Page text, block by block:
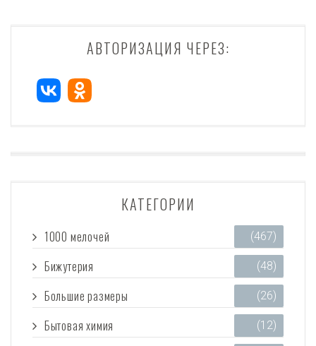
АВТОРИЗАЦИЯ ЧЕРЕЗ:
КАТЕГОРИИ
1000 мелочей (467)
Бижутерия (48)
Большие размеры (26)
Бытовая химия (12)